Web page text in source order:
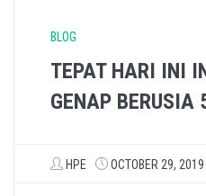
BLOG
TEPAT HARI INI
GENAP BERUSIA
HPE OCTOBER 29, 2019